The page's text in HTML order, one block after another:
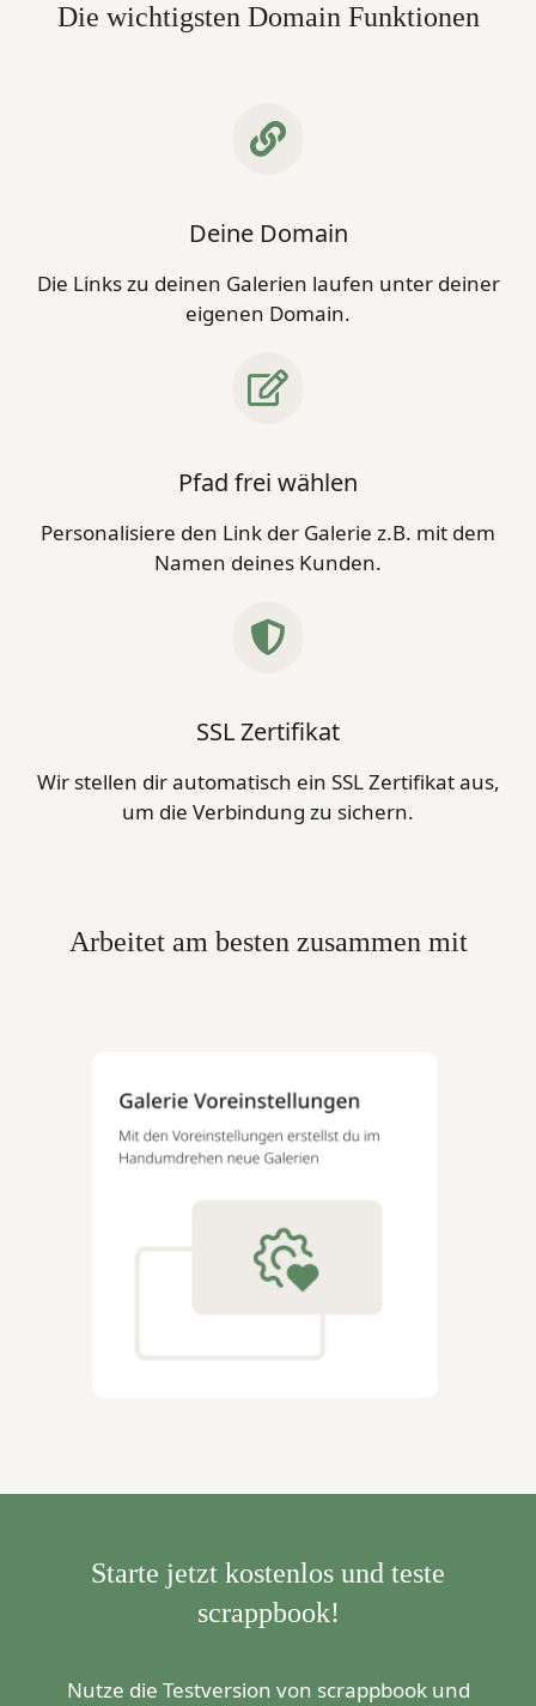
Die wichtigsten Domain Funktionen
Deine Domain
Die Links zu deinen Galerien laufen unter deiner
eigenen Domain.
Pfad frei wählen
Personalisiere den Link der Galerie z.B. mit dem
Namen deines Kunden.
SSL Zertifikat
Wir stellen dir automatisch ein SSL Zertifikat aus,
um die Verbindung zu sichern.
Arbeitet am besten zusammen mit
Starte jetzt kostenlos und teste
scrappbook!
Nutze die Testversion von scrappbook und